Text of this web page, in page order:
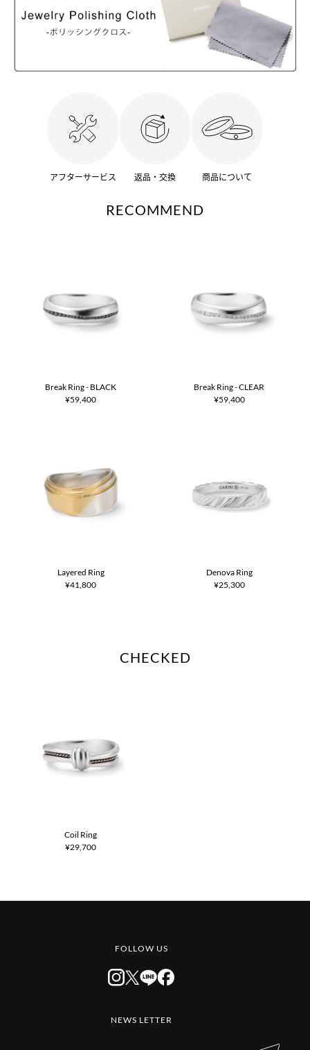
アフターサービス 返品・交換 商品について
RECOMMEND
Break Ring - BLACK
¥59,400
Break Ring - CLEAR
¥59,400
Layered Ring
¥41,800
Denova Ring
¥25,300
CHECKED
Coil Ring
¥29,700
FOLLOW US
NEWS LETTER